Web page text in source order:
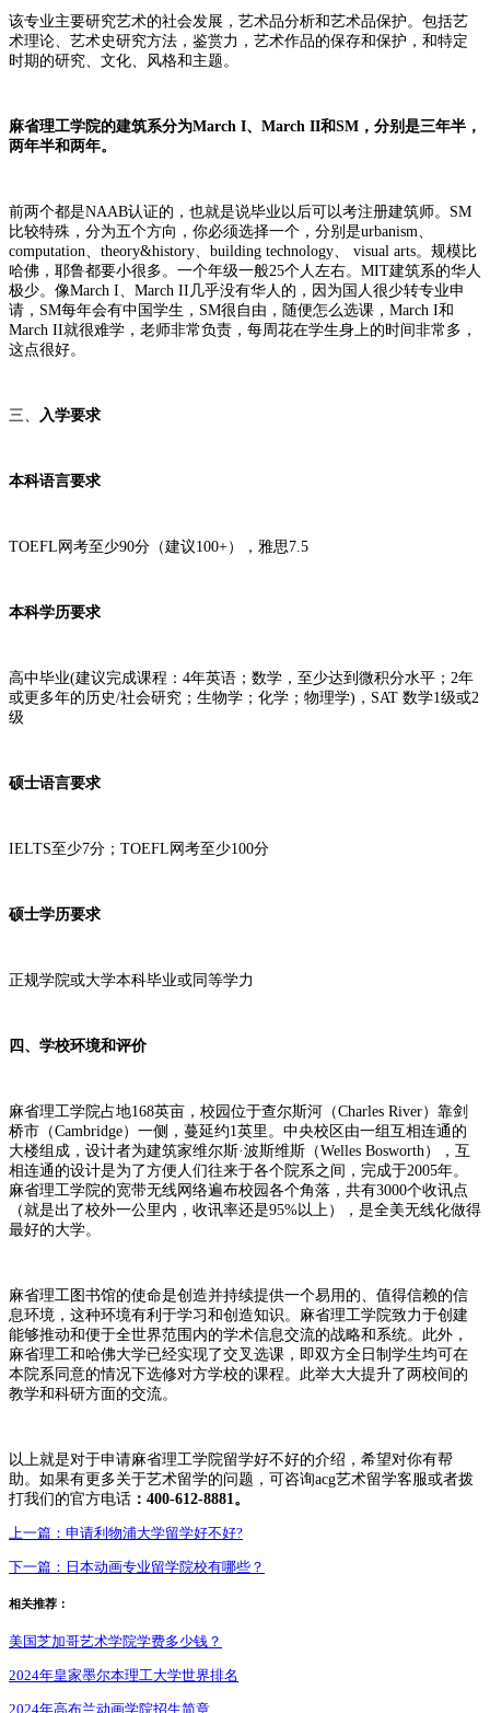
该专业主要研究艺术的社会发展，艺术品分析和艺术品保护。包括艺
术理论、艺术史研究方法，鉴赏力，艺术作品的保存和保护，和特定
时期的研究、文化、风格和主题。
麻省理工学院的建筑系分为March I、March II和SM，分别是三年半，
两年半和两年。
前两个都是NAAB认证的，也就是说毕业以后可以考注册建筑师。SM
比较特殊，分为五个方向，你必须选择一个，分别是urbanism、
computation、theory&history、building technology、 visual arts。规模比
哈佛，耶鲁都要小很多。一个年级一般25个人左右。MIT建筑系的华人
极少。像March I、March II几乎没有华人的，因为国人很少转专业申
请，SM每年会有中国学生，SM很自由，随便怎么选课，March I和
March II就很难学，老师非常负责，每周花在学生身上的时间非常多，
这点很好。
三、 入学要求
本科语言要求
TOEFL网考至少90分（建议100+），雅思7.5
本科学历要求
高中毕业(建议完成课程：4年英语；数学，至少达到微积分水平；2年
或更多年的历史/社会研究；生物学；化学；物理学)，SAT 数学1级或2
级
硕士语言要求
IELTS至少7分；TOEFL网考至少100分
硕士学历要求
正规学院或大学本科毕业或同等学力
四、学校环境和评价
麻省理工学院占地168英亩，校园位于查尔斯河（Charles River）靠剑
桥市（Cambridge）一侧，蔓延约1英里。中央校区由一组互相连通的
大楼组成，设计者为建筑家维尔斯·波斯维斯（Welles Bosworth），互
相连通的设计是为了方便人们往来于各个院系之间，完成于2005年。
麻省理工学院的宽带无线网络遍布校园各个角落，共有3000个收讯点
（就是出了校外一公里内，收讯率还是95%以上），是全美无线化做得
最好的大学。
麻省理工图书馆的使命是创造并持续提供一个易用的、值得信赖的信
息环境，这种环境有利于学习和创造知识。麻省理工学院致力于创建
能够推动和便于全世界范围内的学术信息交流的战略和系统。此外，
麻省理工和哈佛大学已经实现了交叉选课，即双方全日制学生均可在
本院系同意的情况下选修对方学校的课程。此举大大提升了两校间的
教学和科研方面的交流。
以上就是对于申请麻省理工学院留学好不好的介绍，希望对你有帮
助。如果有更多关于艺术留学的问题，可咨询acg艺术留学客服或者拨
打我们的官方电话 ：400-612-8881。
上一篇： 申请利物浦大学留学好不好?
下一篇： 日本动画专业留学院校有哪些？
相关推荐：
美国芝加哥艺术学院学费多少钱？
2024年皇家墨尔本理工大学世界排名
2024年高布兰动画学院招生简章